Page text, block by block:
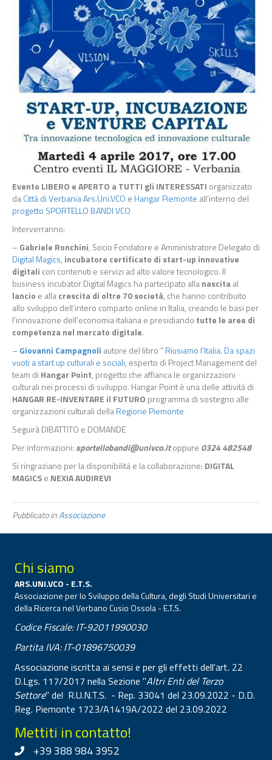
Evento LIBERO e APERTO a TUTTI gli INTERESSATI organizzato
daCittà di VerbaniaArs.Uni.VCO eHangar Piemonte all’interno del
progetto SPORTELLO BANDI VCO
Interverranno:
– Gabriele Ronchini, Socio Fondatore e Amministratore Delegato di
Digital Magics, incubatore certificato di start-up innovative
digitali con contenuti e servizi ad alto valore tecnologico. Il
business incubator Digital Magics ha partecipato allanascitaal
lancio e allacrescita di oltre 70 società, che hanno contribuito
allo sviluppo dell’intero comparto online in Italia, creando le basi per
l’innovazione dell’economia italiana e presidiando tutte le aree di
competenza nel mercato digitale.
– Giovanni Campagnoli autore del libro ”Riusiamo l’Italia. Da spazi
vuoti a start up culturali e sociali, esperto di Project Management del
team di Hangar Point, progetto che affianca le organizzazioni
culturali nei processi di sviluppo. Hangar Point è una delle attività di
HANGAR RE-INVENTARE il FUTURO programma di sostegno alle
organizzazioni culturali dellaRegione Piemonte
Seguirà DIBATTITO e DOMANDE
Per informazioni:sportellobandi@univco.itoppure 0324 482548
Si ringraziano per la disponibilità e la collaborazione: DIGITAL
MAGICSe NEXIA AUDIREVI
Pubblicato inAssociazione
Chi siamo
ARS.UNI.VCO - E.T.S.
Associazione per lo Sviluppo della Cultura, degli Studi Universitari e
della Ricerca nel Verbano Cusio Ossola - E.T.S.
Codice Fiscale: IT-92011990030
Partita IVA: IT-01896750039
Associazione iscritta ai sensi e per gli effetti dell'art. 22
D.Lgs. 117/2017 nella Sezione "Altri Enti del Terzo
Settore" del R.U.N.T.S. - Rep. 33041 del 23.09.2022 - D.D.
Reg. Piemonte 1723/A1419A/2022 del 23.09.2022
Mettiti in contatto!
+39 388 984 3952